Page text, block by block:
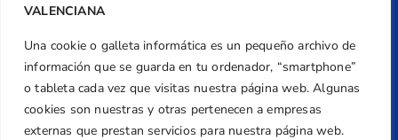
VALENCIANA
Una cookie o galleta informática es un pequeño archivo de
información que se guarda en tu ordenador, “smartphone”
o tableta cada vez que visitas nuestra página web. Algunas
cookies son nuestras y otras pertenecen a empresas
externas que prestan servicios para nuestra página web.
federacion@golfcv.com
Aviso Legal